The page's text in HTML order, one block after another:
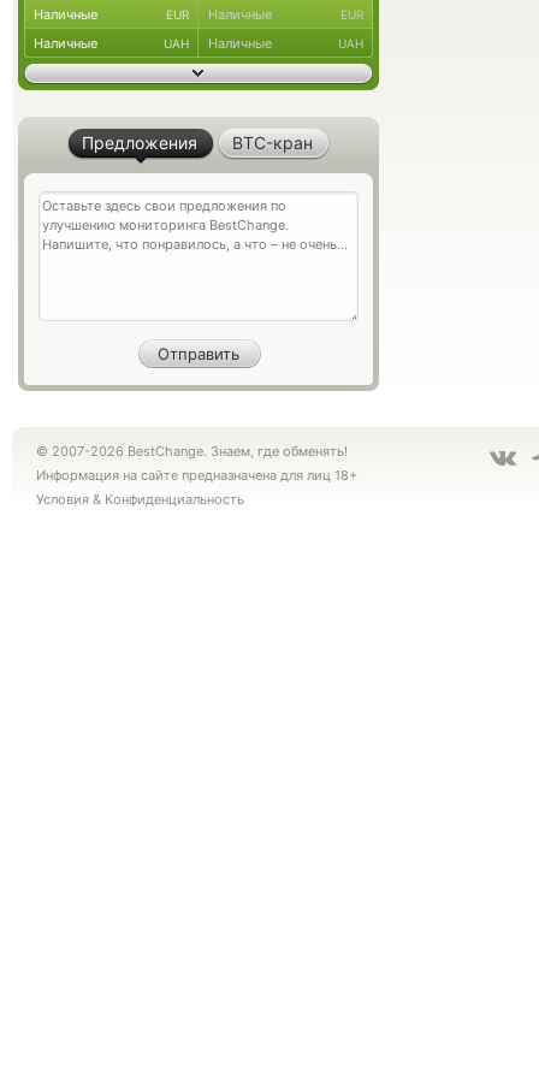
Наличные EUR Наличные EUR
Наличные UAH Наличные UAH
Предложения BTC-кран
© 2007-2026 BestChange. Знаем, где обменять!
Информация на сайте предназначена для лиц 18+
Условия & Конфиденциальность